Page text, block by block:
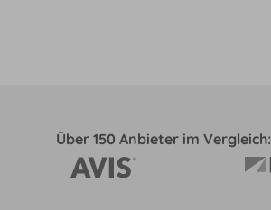
Über 150 Anbieter im Vergleich: